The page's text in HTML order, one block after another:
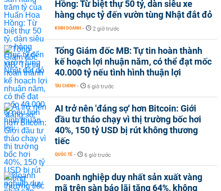
Hồng: Từ biệt thự 50 tỷ, dàn siêu xe
hàng chục tỷ đến vườn tùng Nhật đắt đỏ
KINH DOANH - 2 giờ trước
Tổng Giám đốc MB: Tự tin hoàn thành
kế hoạch lợi nhuận năm, có thể đạt mốc
40.000 tỷ nếu tình hình thuận lợi
TÀI CHÍNH - 6 giờ trước
AI trở nên 'đáng sợ' hơn Bitcoin: Giới
đầu tư tháo chạy vì thị trường bốc hơi
40%, 150 tỷ USD bị rút không thương
tiếc
QUỐC TẾ - 6 giờ trước
Doanh nghiệp duy nhất sản xuất vàng
mã trên sàn báo lãi tăng 64%, không